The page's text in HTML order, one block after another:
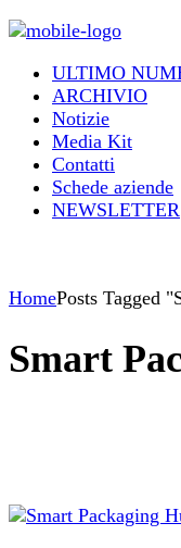
ULTIMO
ARCHIVIO
Notizie
Media Kit
Contatti
Schede aziende
NEWSLETTER
HomePosts Tagged
Smart